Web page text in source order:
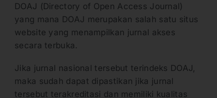
DOAJ (Directory of Open Access Journal)
yang mana DOAJ merupakan salah satu situs
website yang menampilkan jurnal akses
secara terbuka.
Jika jurnal nasional tersebut terindeks DOAJ,
maka sudah dapat dipastikan jika jurnal
tersebut terakreditasi dan memiliki kualitas